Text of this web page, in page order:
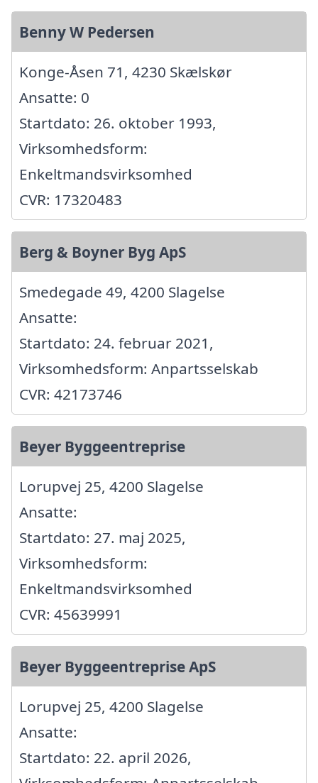
Benny W Pedersen
Konge-Åsen 71, 4230 Skælskør
Ansatte: 0
Startdato: 26. oktober 1993,
Virksomhedsform:
Enkeltmandsvirksomhed
CVR: 17320483
Berg & Boyner Byg ApS
Smedegade 49, 4200 Slagelse
Ansatte:
Startdato: 24. februar 2021,
Virksomhedsform: Anpartsselskab
CVR: 42173746
Beyer Byggeentreprise
Lorupvej 25, 4200 Slagelse
Ansatte:
Startdato: 27. maj 2025,
Virksomhedsform:
Enkeltmandsvirksomhed
CVR: 45639991
Beyer Byggeentreprise ApS
Lorupvej 25, 4200 Slagelse
Ansatte:
Startdato: 22. april 2026,